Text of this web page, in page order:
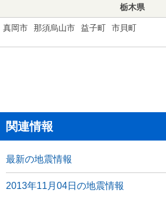
栃木県
真岡市 那須烏山市 益子町 市貝町
関連情報
最新の地震情報
2013年11月04日の地震情報